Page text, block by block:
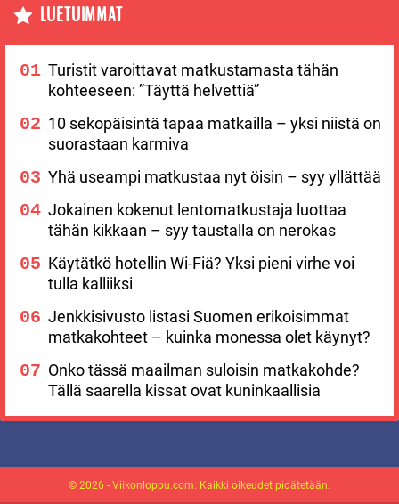
LUETUIMMAT
Turistit varoittavat matkustamasta tähän
kohteeseen: ”Täyttä helvettiä”
10 sekopäisintä tapaa matkailla – yksi niistä on
suorastaan karmiva
Yhä useampi matkustaa nyt öisin – syy yllättää
Jokainen kokenut lentomatkustaja luottaa
tähän kikkaan – syy taustalla on nerokas
Käytätkö hotellin Wi-Fiä? Yksi pieni virhe voi
tulla kalliiksi
Jenkkisivusto listasi Suomen erikoisimmat
matkakohteet – kuinka monessa olet käynyt?
Onko tässä maailman suloisin matkakohde?
Tällä saarella kissat ovat kuninkaallisia
© 2026 - Viikonloppu.com. Kaikki oikeudet pidätetään.